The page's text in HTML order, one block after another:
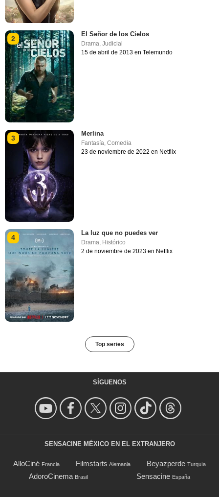
2
El Señor de los Cielos
Drama,Judicial
15 de abril de 2013 en Telemundo
3
Merlina
Fantasía,Comedia
23 de noviembre de 2022 en Netflix
4
La luz que no puedes ver
Drama, Histórico
2 de noviembre de 2023 en Netflix
Top series
SÍGUENOS
SENSACINE MÉXICO EN EL EXTRANJERO
AlloCiné Francia Filmstarts Alemania Beyazperde Turquía
AdoroCinema Brasil Sensacine España